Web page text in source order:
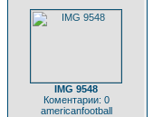
IMG 9548
Коментарии: 0
americanfootball